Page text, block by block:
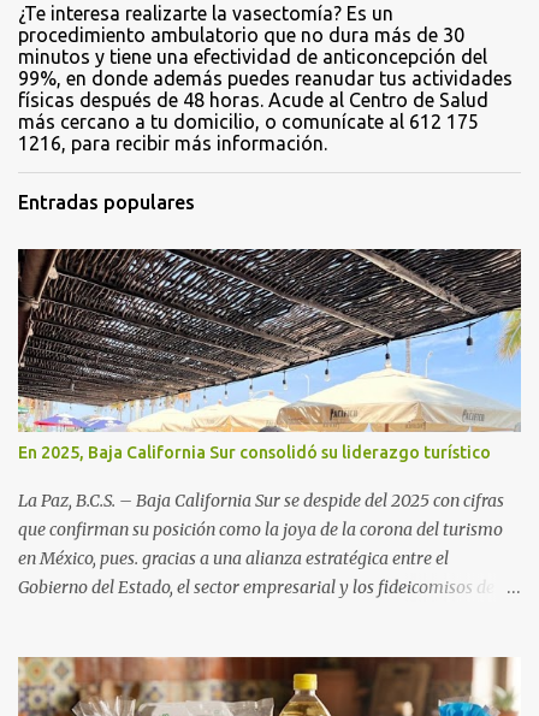
¿Te interesa realizarte la vasectomía? Es un
procedimiento ambulatorio que no dura más de 30
minutos y tiene una efectividad de anticoncepción del
99%, en donde además puedes reanudar tus actividades
físicas después de 48 horas. Acude al Centro de Salud
más cercano a tu domicilio, o comunícate al 612 175
1216, para recibir más información.
Entradas populares
En 2025, Baja California Sur consolidó su liderazgo turístico
La Paz, B.C.S. – Baja California Sur se despide del 2025 con cifras
que confirman su posición como la joya de la corona del turismo
en México, pues. gracias a una alianza estratégica entre el
Gobierno del Estado, el sector empresarial y los fideicomisos de
una derrama económica sin precedentes. Las proyecciones para
este periodo vacacional son optimistas, con un promedio estatal